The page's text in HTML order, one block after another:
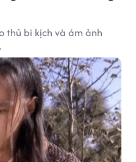
thủ bi kịch và ám ảnh